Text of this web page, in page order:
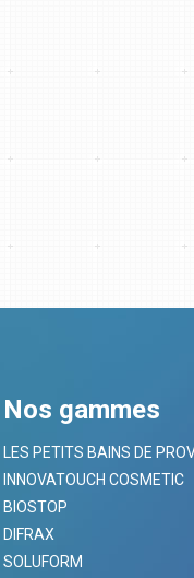
Nos gammes
LES PETITS BAINS DE
INNOVATOUCH COSMETIC
BIOSTOP
DIFRAX
SOLUFORM